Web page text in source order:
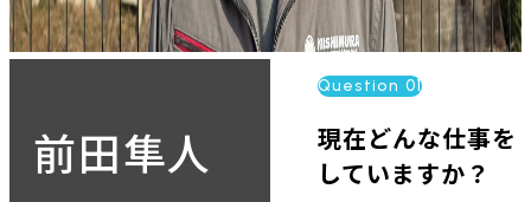
前田隼人
Question 01
現在どんな仕事を
していますか？